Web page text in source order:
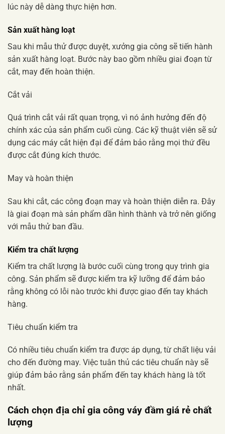
lúc này dễ dàng thực hiện hơn.
Sản xuất hàng loạt
Sau khi mẫu thử được duyệt, xưởng gia công sẽ tiến hành
sản xuất hàng loạt. Bước này bao gồm nhiều giai đoạn từ
cắt, may đến hoàn thiện.
Cắt vải
Quá trình cắt vải rất quan trọng, vì nó ảnh hưởng đến độ
chính xác của sản phẩm cuối cùng. Các kỹ thuật viên sẽ sử
dụng các máy cắt hiện đại để đảm bảo rằng mọi thứ đều
được cắt đúng kích thước.
May và hoàn thiện
Sau khi cắt, các công đoạn may và hoàn thiện diễn ra. Đây
là giai đoạn mà sản phẩm dần hình thành và trở nên giống
với mẫu thử ban đầu.
Kiểm tra chất lượng
Kiểm tra chất lượng là bước cuối cùng trong quy trình gia
công. Sản phẩm sẽ được kiểm tra kỹ lưỡng để đảm bảo
rằng không có lỗi nào trước khi được giao đến tay khách
hàng.
Tiêu chuẩn kiểm tra
Có nhiều tiêu chuẩn kiểm tra được áp dụng, từ chất liệu vải
cho đến đường may. Việc tuân thủ các tiêu chuẩn này sẽ
giúp đảm bảo rằng sản phẩm đến tay khách hàng là tốt
nhất.
Cách chọn địa chỉ gia công váy đầm giá rẻ chất
lượng